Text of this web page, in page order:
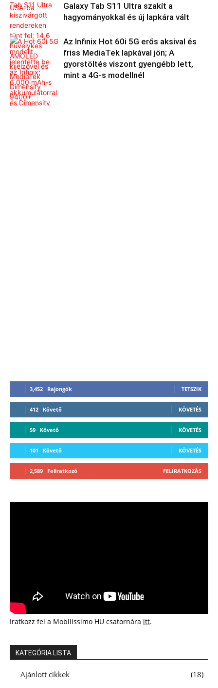
Galaxy Tab S11 Ultra szakít a
hagyományokkal és új lapkára vált
Az Infinix Hot 60i 5G erős aksival és
friss MediaTek lapkával jön; A
gyorstöltés viszont gyengébb lett,
mint a 4G-s modellnél
3,452 Rajongók TETSZIK
412 Követő KÖVETÉS
59 Követő KÖVETÉS
101 Követő KÖVETÉS
2,589 Feliratkozó FELIRATKOZÁS
Iratkozz fel a Mobilissimo HU csatornára itt.
KATEGÓRIA LISTA
Ajánlott cikkek
18